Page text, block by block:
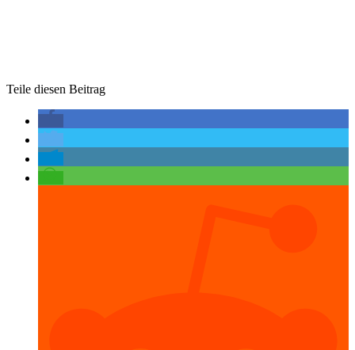
Teile diesen Beitrag